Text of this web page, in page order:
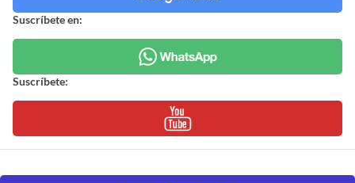
Suscríbete en:
Suscríbete: